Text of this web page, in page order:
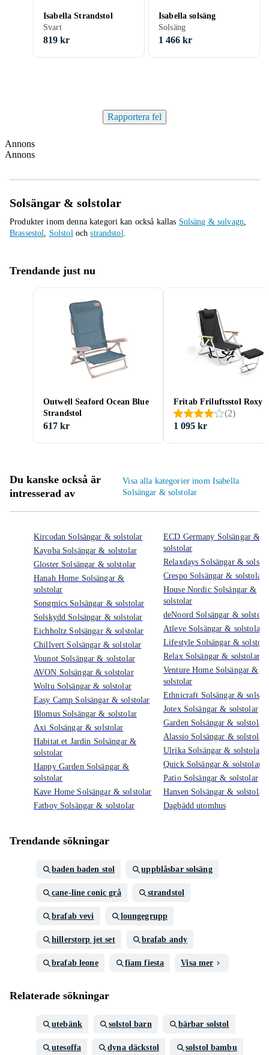
Isabella Strandstol
Svart
819 kr
Isabella solsäng
Solsäng
1 466 kr
Rapportera fel
Annons
Annons
Solsängar & solstolar
Produkter inom denna kategori kan också kallas Solsäng & solvagn,
Brassestol, Solstolochstrandstol.
Trendande just nu
Outwell Seaford Ocean Blue
Strandstol
617 kr
Fritab Friluftsstol Roxy
(2)
1 095 kr
Du kanske också är
intresserad av
Visa alla kategorier inom Isabella
Solsängar & solstolar
Kircodan Solsängar & solstolar
Kayoba Solsängar & solstolar
Gloster Solsängar & solstolar
Hanah Home Solsängar &
solstolar
Songmics Solsängar & solstolar
Solskydd Solsängar & solstolar
Eichholtz Solsängar & solstolar
Chillvert Solsängar & solstolar
Vounot Solsängar & solstolar
AVON Solsängar & solstolar
Woltu Solsängar & solstolar
Easy Camp Solsängar & solstolar
Blomus Solsängar & solstolar
Axi Solsängar & solstolar
Habitat et Jardin Solsängar &
solstolar
Happy Garden Solsängar &
solstolar
Kave Home Solsängar & solstolar
Fatboy Solsängar & solstolar
ECD Germany Solsängar &
solstolar
Relaxdays Solsängar &
Crespo Solsängar & solstolar
House Nordic Solsängar &
solstolar
deNoord Solsängar &
Atleve Solsängar & solstolar
Lifestyle Solsängar &
Relax Solsängar & solstolar
Venture Home Solsängar &
solstolar
Ethnicraft Solsängar &
Jotex Solsängar & solstolar
Garden Solsängar & solstolar
Alassio Solsängar & solstolar
Ulrika Solsängar & solstolar
Quick Solsängar & solstolar
Patio Solsängar & solstolar
Hansen Solsängar & solstolar
Dagbädd utomhus
Trendande sökningar
baden baden stol uppblåsbar solsäng
cane-line conic grå strandstol
brafab vevi loungegrupp
hillerstorp jet set brafab andy
brafab leone fiam fiesta Visa mer
Relaterade sökningar
utebänk solstol barn bärbar solstol
utesoffa dyna däckstol solstol bambu